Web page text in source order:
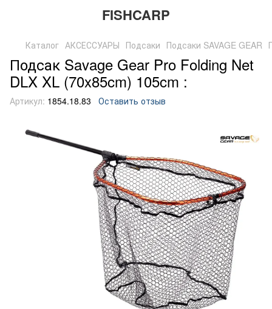
FISHCARP
Каталог АКСЕССУАРЫ Подсаки Подсаки SAVAGE GEAR
Подсак Savage Gear Pro Folding Net
DLX XL (70x85cm) 105cm :
Артикул: 1854.18.83 Оставить отзыв